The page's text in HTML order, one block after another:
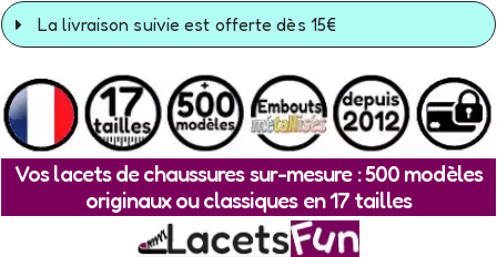
La livraison suivie est offerte dès 15€
Vos lacets de chaussures sur-mesure : 500 modèles
originaux ou classiques en 17 tailles